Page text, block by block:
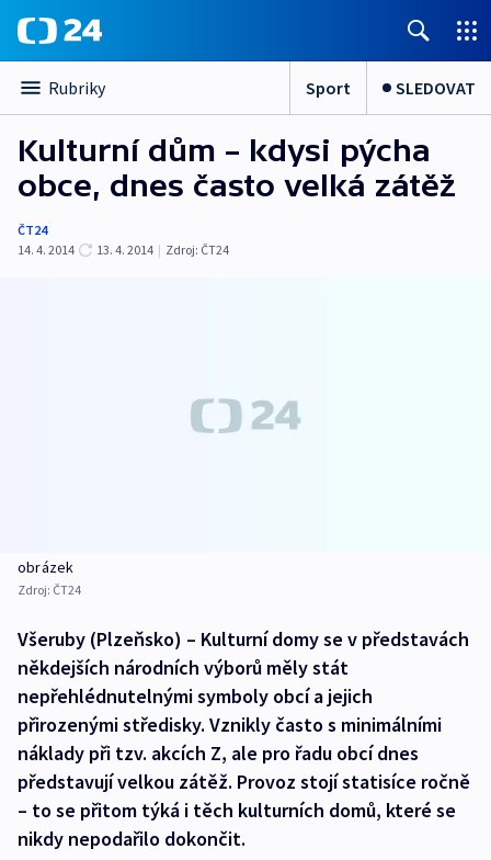
Rubriky Sport SLEDOVAT
Kulturní dům – kdysi pýcha
obce, dnes často velká zátěž
ČT24
14. 4. 2014
13. 4. 2014 | Zdroj: ČT24
obrázek
Zdroj: ČT24
Všeruby (Plzeňsko) – Kulturní domy se v představách
někdejších národních výborů měly stát
nepřehlédnutelnými symboly obcí a jejich
přirozenými středisky. Vznikly často s minimálními
náklady při tzv. akcích Z, ale pro řadu obcí dnes
představují velkou zátěž. Provoz stojí statisíce ročně
– to se přitom týká i těch kulturních domů, které se
nikdy nepodařilo dokončit.